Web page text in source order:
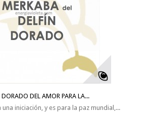
DEL AMOR PARA LA...
una iniciación, y es para la paz mundial,...